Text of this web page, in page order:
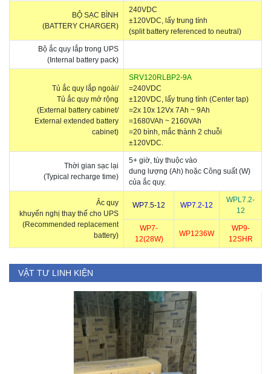
BỘ SẠC BÌNH
(BATTERY CHARGER)
240VDC
±120VDC, l ấy trung tính
(split battery referenced to neutral)
Bộ ắc quy lắp trong UPS
(Internal battery pack)
Tủ ắc quy lắp ngoài/
Tủ ắc quy mở rộng
(External battery cabinet/
External extended battery
cabinet)
SRV120RLBP2-9A
=240VDC
±120VDC, l ấy trung tính (Center tap)
=2x 10x 12Vx 7Ah ~ 9Ah
=1680VAh ~ 2160VAh
=20 bình, mắc thành 2 chuỗi
±120VDC.
Thời gian sạc lại
(Typical recharge time)
5+ giờ, tùy thuộc vào
dung lượng (Ah) hoặc Công suất (W)
của ắc quy.
Ắc quy
khuyến nghị thay thế cho UPS
(Recommended replacement
battery)
WP7.5-12 WP7.2-12
WPL7.2-
12
WP7-
12(28W)
WP1236W
WP9-
12SHR
VẬT TƯ LINH KIỆN